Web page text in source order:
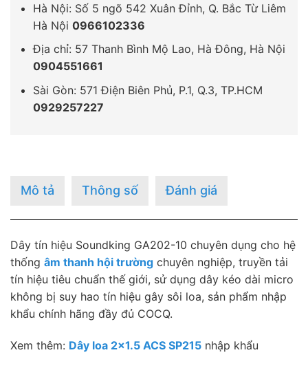
Hà Nội: Số 5 ngõ 542 Xuân Đỉnh, Q. Bắc Từ Liêm
Hà Nội 0966102336
Địa chỉ: 57 Thanh Bình Mộ Lao, Hà Đông, Hà Nội
0904551661
Sài Gòn: 571 Điện Biên Phủ, P.1, Q.3, TP.HCM
0929257227
Mô tả Thông số Đánh giá
Dây tín hiệu Soundking GA202-10 chuyên dụng cho hệ
thống âm thanh hội trường chuyên nghiệp, truyền tải
tín hiệu tiêu chuẩn thế giới, sử dụng dây kéo dài micro
không bị suy hao tín hiệu gây sôi loa, sản phẩm nhập
khẩu chính hãng đầy đủ COCQ.
Xem thêm: Dây loa 2×1.5 ACS SP215 nhập khẩu